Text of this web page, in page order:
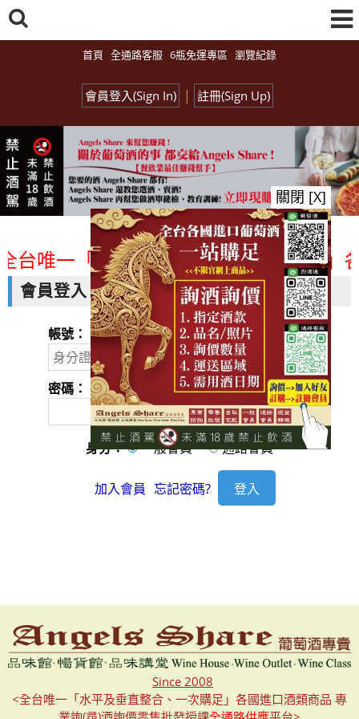
首頁 全通路客服 6瓶免運專區 瀏覽紀錄
會員登入(Sign In) | 註冊(Sign Up)
台唯一「水平及垂直整合、一次購足」
會員登入
帳號：
密碼：
身分： 一般會員 通路會員
加入會員 忘記密碼?
Since 2008
<全台唯一「水平及垂直整合、一次購足」各國進口酒類商品 專
關閉 [X]